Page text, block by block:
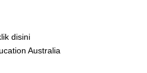
disini
Australia